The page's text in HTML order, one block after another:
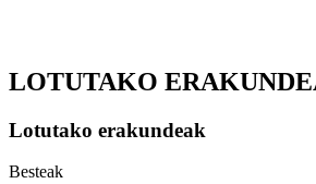
LOTUTAKO
Lotutako erakundeak
Besteak